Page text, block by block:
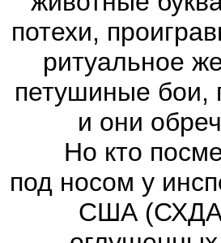
потехи,
ритуальное
петушиные бои,
и они
Но кто
под носом у
США